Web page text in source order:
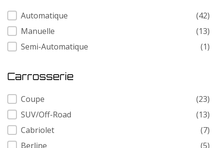
Transmission
Automatique
(42)
Manuelle
(13)
Semi-Automatique
(1)
Carrosserie
Carrosserie
Coupe
(23)
SUV/Off-Road
(13)
Cabriolet
(7)
Berline
(5)